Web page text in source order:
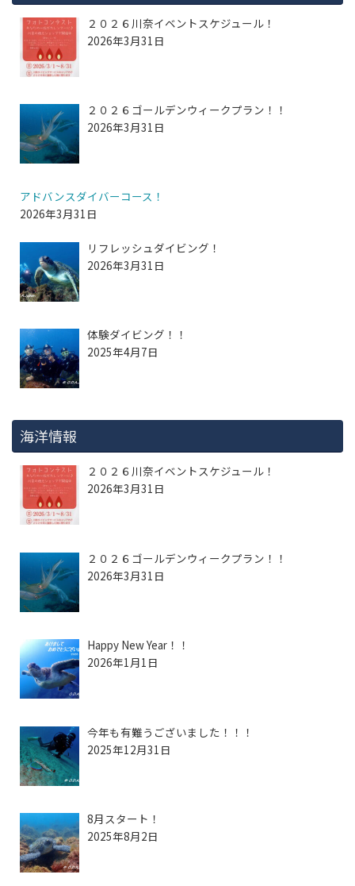
２０２６川奈イベントスケジュール！
2026年3月31日
２０２６ゴールデンウィークプラン！！
2026年3月31日
アドバンスダイバーコース！
2026年3月31日
リフレッシュダイビング！
2026年3月31日
体験ダイビング！！
2025年4月7日
海洋情報
２０２６川奈イベントスケジュール！
2026年3月31日
２０２６ゴールデンウィークプラン！！
2026年3月31日
Happy New Year！！
2026年1月1日
今年も有難うございました！！！
2025年12月31日
8月スタート！
2025年8月2日